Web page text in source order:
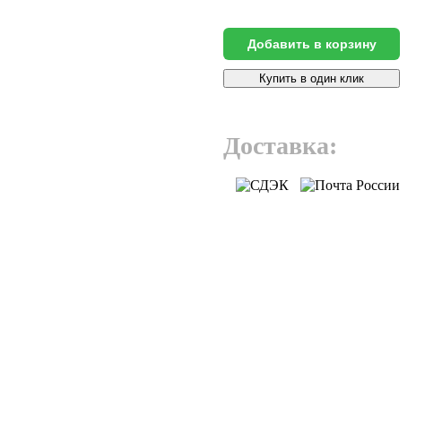
Добавить в корзину
Купить в один клик
Доставка: